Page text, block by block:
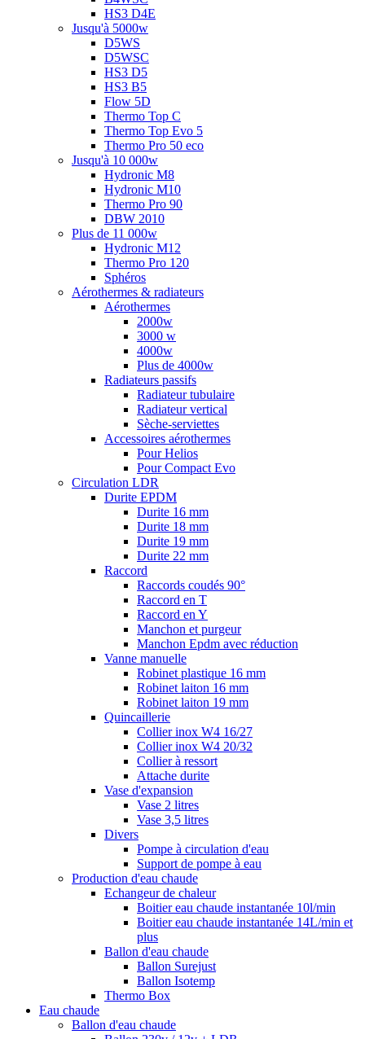
HS3 D4E
Jusqu'à 5000w
D5WS
D5WSC
HS3 D5
HS3 B5
Flow 5D
Thermo Top C
Thermo Top Evo 5
Thermo Pro 50 eco
Jusqu'à 10 000w
Hydronic M8
Hydronic M10
Thermo Pro 90
DBW 2010
Plus de 11 000w
Hydronic M12
Thermo Pro 120
Sphéros
Aérothermes & radiateurs
Aérothermes
2000w
3000 w
4000w
Plus de 4000w
Radiateurs passifs
Radiateur tubulaire
Radiateur vertical
Sèche-serviettes
Accessoires aérothermes
Pour Helios
Pour Compact Evo
Circulation LDR
Durite EPDM
Durite 16 mm
Durite 18 mm
Durite 19 mm
Durite 22 mm
Raccord
Raccords coudés 90°
Raccord en T
Raccord en Y
Manchon et purgeur
Manchon Epdm avec réduction
Vanne manuelle
Robinet plastique 16 mm
Robinet laiton 16 mm
Robinet laiton 19 mm
Quincaillerie
Collier inox W4 16/27
Collier inox W4 20/32
Collier à ressort
Attache durite
Vase d'expansion
Vase 2 litres
Vase 3,5 litres
Divers
Pompe à circulation d'eau
Support de pompe à eau
Production d'eau chaude
Echangeur de chaleur
Boitier eau chaude instantanée 10l/min
Boitier eau chaude instantanée 14L/min et
plus
Ballon d'eau chaude
Ballon Surejust
Ballon Isotemp
Thermo Box
Eau chaude
Ballon d'eau chaude